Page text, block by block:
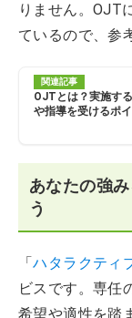
りません。OJT
ているので、参
関連記事
OJTとは？実施す
や指導を受けるポ
あなたの強
う
「ハタラクティ
ビスです。専任
希望や適性を踏